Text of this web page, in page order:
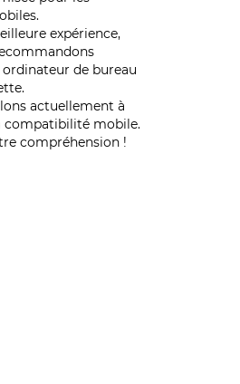
expérience,
de bureau
actuellement à
compatibilité mobile.
compréhension !